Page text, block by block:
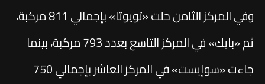
وفي المركز الثامن حلت «تويوتا» بإجمالي 811 مركبة،
ثم «بايك» في المركز التاسع بعدد 793 مركبة، بينما
جاءت «سوإيست» في المركز العاشر بإجمالي 750